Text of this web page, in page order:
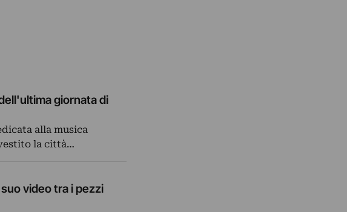
giornata di
alla musica
la città…
video tra i pezzi